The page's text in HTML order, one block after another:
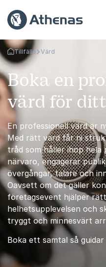
Gå tillbaka till startsidan
Tillfälle Värd
Boka en
värd för
En professionell värd är
Med rätt värd får ni
tråd som håller ihop hela
närvaro, engagerar
övergångar, talare och
Oavsett om det gäller
företagsevent hjälper
helhetsupplevelsen och
tryggt och minnesvärt
Boka ett samtal så